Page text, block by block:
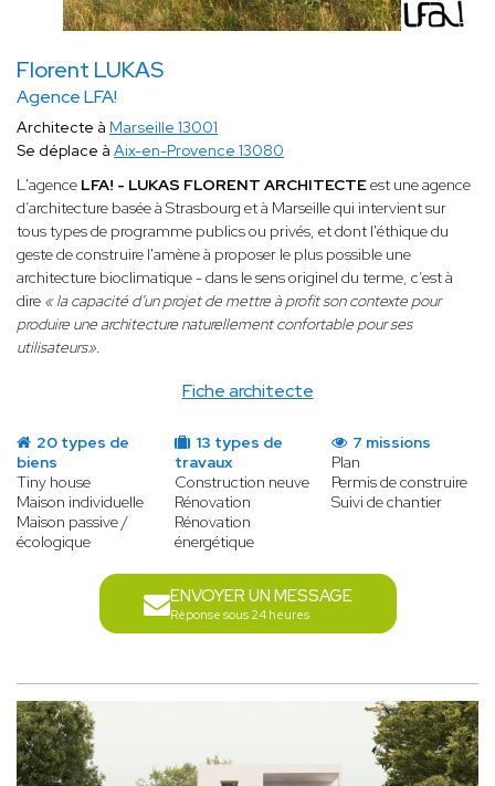
Florent LUKAS
Agence LFA!
Fiche architecte
Architecte à Marseille 13001
Se déplace à Aix-en-Provence 13080
L'agence LFA! - LUKAS FLORENT ARCHITECTEest une agence
d’architecture basée à Strasbourg et à Marseille qui intervient sur
tous types de programme publics ou privés, et dont l'éthique du
geste de construire l'amène à proposer le plus possible une
architecture bioclimatique - dans le sens originel du terme, c’est à
dire « la capacité d’un projet de mettre à profit son contexte pour
produire une architecture naturellement confortable pour ses
utilisateurs».
20 types de
biens
Tiny house
Maison individuelle
Maison passive /
écologique
13 types de
travaux
Construction neuve
Rénovation
Rénovation
énergétique
7 missions
Plan
Permis de construire
Suivi de chantier
ENVOYER UN MESSAGE
Réponse sous 24 heures